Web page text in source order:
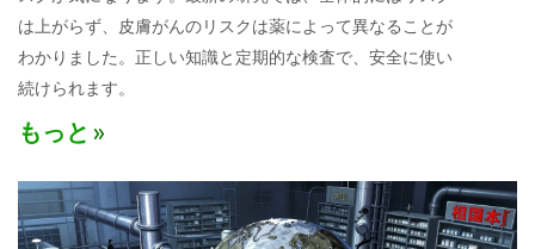
は上がらず、皮膚がんのリスクは薬によって異なることが
わかりました。正しい知識と定期的な検査で、安全に使い
続けられます。
もっと